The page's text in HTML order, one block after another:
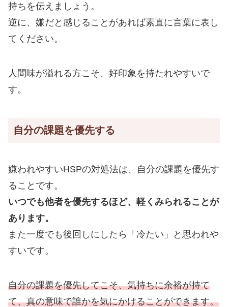
持ちを伝えましょう。
逆に、嫌だと感じることがあれば素直に言葉に表し
てください。
人間味が溢れる方こそ、好印象を持たれやすいで
す。
自分の課題を優先する
嫌われやすいHSPの対処法は、自分の課題を優先す
ることです。
いつでも他者を優先するほど、軽くみられることが
あります。
また一度でも後回しにしたら「冷たい」と思われや
すいです。
自分の課題を優先してこそ、気持ちに余裕が持て
て、真の意味で誰かを気にかけることができます。